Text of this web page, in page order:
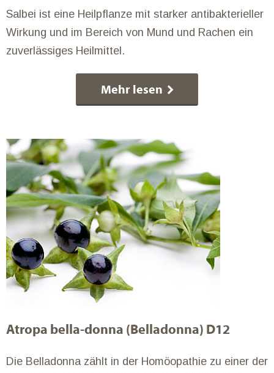
Salbei ist eine Heilpflanze mit starker antibakterieller
Wirkung und im Bereich von Mund und Rachen ein
zuverlässiges Heilmittel.
Mehr lesen
Atropa bella-donna (Belladonna) D12
Die Belladonna zählt in der Homöopathie zu einer der